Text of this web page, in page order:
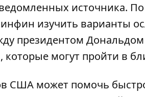
источника.
изучить варианты
президентом
могут пройти в
США может помочь